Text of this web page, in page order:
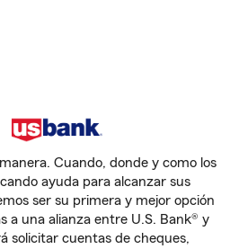
Cuando, donde y como los
ayuda para alcanzar sus
ser su primera y mejor opción
a una alianza entre U.S. Bank® y
solicitar cuentas de cheques,